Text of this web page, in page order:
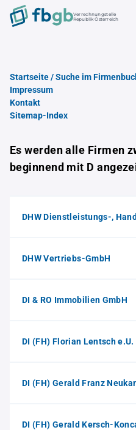
Verrechnungstelle
Republik Österreich
Startseite / Suche im
Impressum
Kontakt
Sitemap-Index
Es werden alle Firmen
beginnend mit D
DHW Dienstleistungs-,
DHW Vertriebs-GmbH
DI & RO Immobilien GmbH
DI (FH) Florian Lentsch e.U.
DI (FH) Gerald Franz
DI (FH) Gerald Kersch-